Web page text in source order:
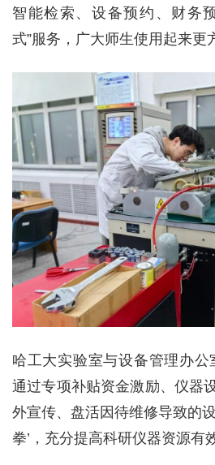
智能检索、设备预约、财务
式”服务，广大师生使用起来更
哈工大实验室与设备管理办公
通过专项补贴资金激励、仪器
外宣传、盘活因待维修导致的
拳’，充分提高科研仪器资源有